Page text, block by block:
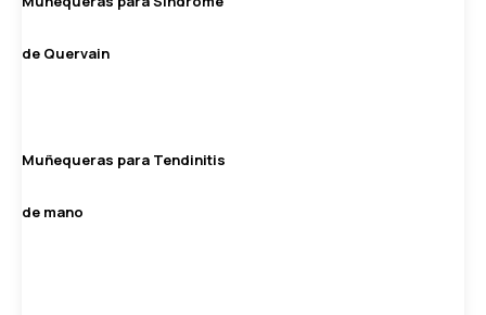
de Quervain
Muñequeras para Tendinitis
de mano